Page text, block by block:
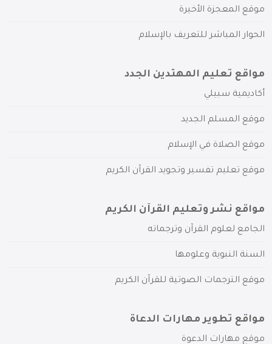
موقع المعجزة الأخيرة
الحوار المباشر للتعريف بالإسلام
مواقع تعليم المهتدين الجدد
أكاديمية سبيلي
موقع المسلم الجديد
موقع الصلاة في الإسلام
موقع تعليم تفسير وتجويد القرآن الكريم
مواقع نشر وتعليم القرآن الكريم
الجامع لعلوم القرآن وترجماته
السنة النبوية وعلومها
موقع الترجمات الصوتية للقرآن الكريم
مواقع تطوير مهارات الدعاة
موقع مهارات الدعوة